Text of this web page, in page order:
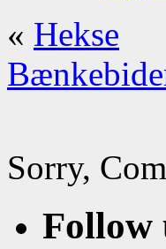
« Hekse
Sorry,
Follow